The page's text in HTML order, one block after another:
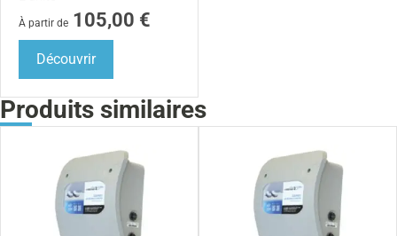
À partir de 105,00 €
Découvrir
Produits similaires